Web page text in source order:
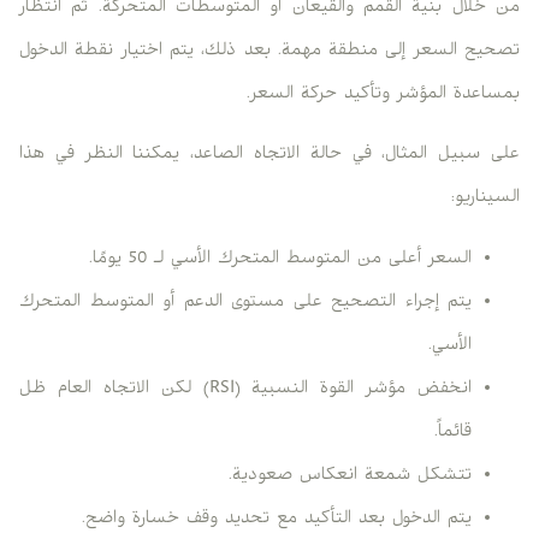
من خلال بنية القمم والقيعان أو المتوسطات المتحركة. ثم انتظار
تصحيح السعر إلى منطقة مهمة. بعد ذلك، يتم اختيار نقطة الدخول
بمساعدة المؤشر وتأكيد حركة السعر.
على سبيل المثال، في حالة الاتجاه الصاعد، يمكننا النظر في هذا
السيناريو:
السعر أعلى من المتوسط ​​المتحرك الأسي لـ 50 يومًا.
يتم إجراء التصحيح على مستوى الدعم أو المتوسط ​​المتحرك
الأسي.
انخفض مؤشر القوة النسبية (RSI) لكن الاتجاه العام ظل
قائماً.
تتشكل شمعة انعكاس صعودية.
يتم الدخول بعد التأكيد مع تحديد وقف خسارة واضح.